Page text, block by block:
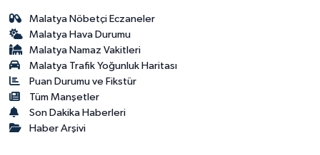
Malatya Nöbetçi Eczaneler
Malatya Hava Durumu
Malatya Namaz Vakitleri
Malatya Trafik Yoğunluk Haritası
Puan Durumu ve Fikstür
Tüm Manşetler
Son Dakika Haberleri
Haber Arşivi